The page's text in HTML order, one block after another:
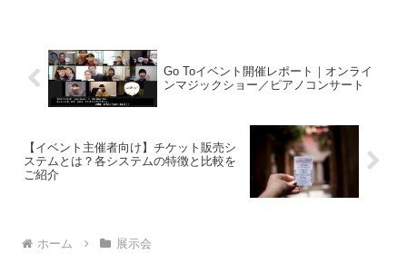
Go Toイベント開催レポート｜オンライ
ンマジックショー／ピアノコンサート
【イベント主催者向け】チケット販売シ
ステムとは？各システムの特徴と比較を
ご紹介
ホーム 展示会